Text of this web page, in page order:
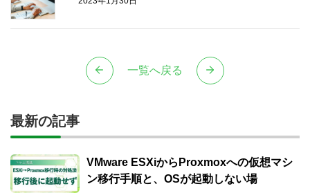
一覧へ戻る
最新の記事
VMware ESXiからProxmoxへの仮想マシ
ン移行手順と、OSが起動しない場